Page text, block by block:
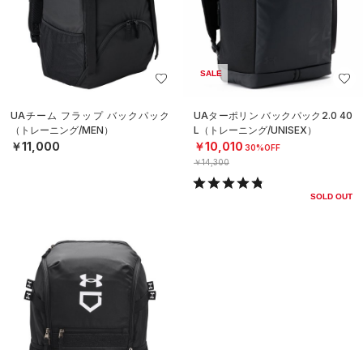
UAチーム フラップ バックパック
（トレーニング/MEN）
￥11,000
SALE
UAターポリン バックパック2.0 40
L（トレーニング/UNISEX）
￥10,010 30%OFF
￥14,300
SOLD OUT